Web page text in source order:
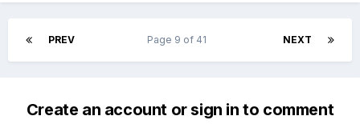
PREV NEXT
Page 9 of 41
Create an account or sign in to comment